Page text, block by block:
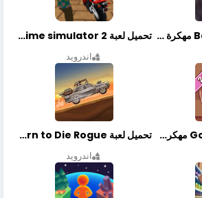
تحميل لعبة Bad North مهكرة آخر إصدار تحميل لعبة Vegas crime simulator 2 مهكرة اخر اصدار
اندرويد
تحميل لعبة Good Pizza مهكرة اخر اصدار تحميل لعبة Earn to Die Rogue مهكرة اخر اصدار
اندرويد